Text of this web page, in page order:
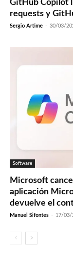
GitHub Copilot
requests y
Sergio Artime - 30/03/
Software
Microsoft
aplicación
devuelve el
Manuel Sifontes - 17/03/